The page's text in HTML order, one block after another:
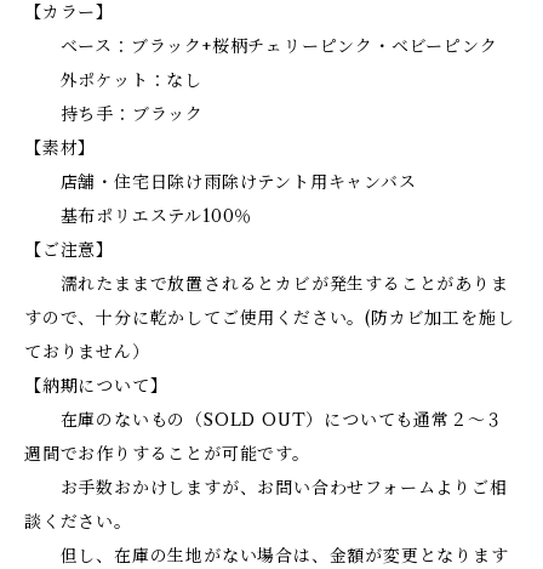
【カラー】
ベース：ブラック+桜柄チェリーピンク・ベビーピンク
外ポケット：なし
持ち手：ブラック
【素材】
店舗・住宅日除け雨除けテント用キャンバス
基布ポリエステル100％
【ご注意】
濡れたままで放置されるとカビが発生することがありま
すので、十分に乾かしてご使用ください。(防カビ加工を施し
ておりません）
【納期について】
在庫のないもの（SOLD OUT）についても通常２〜３
週間でお作りすることが可能です。
お手数おかけしますが、お問い合わせフォームよりご相
談ください。
但し、在庫の生地がない場合は、金額が変更となります